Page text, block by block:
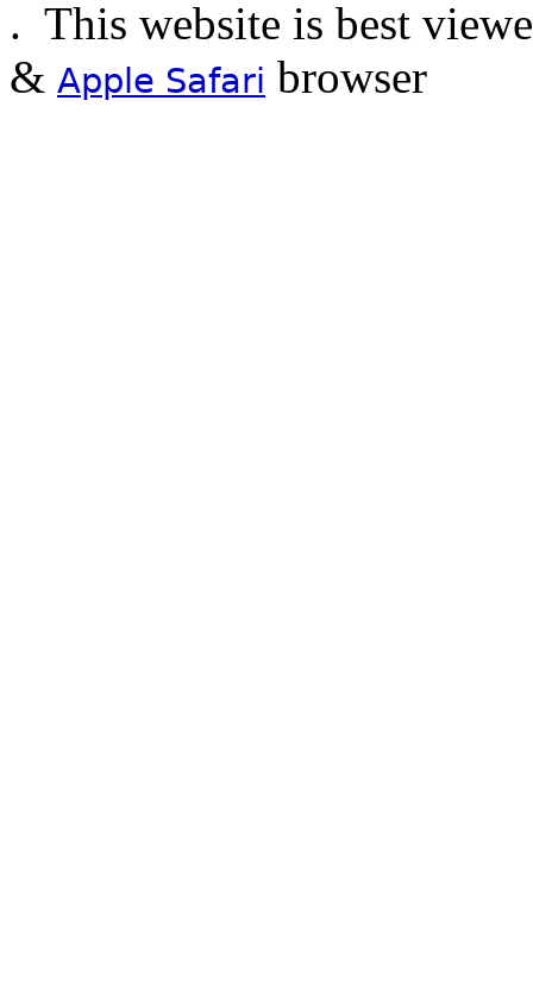
. This website is best
& Apple Safari browser